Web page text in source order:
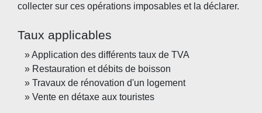
collecter sur ces opérations imposables et la déclarer.
Taux applicables
Application des différents taux de TVA
Restauration et débits de boisson
Travaux de rénovation d'un logement
Vente en détaxe aux touristes